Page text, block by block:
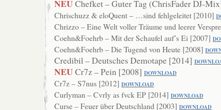
NEUChefket – Guter Tag (ChrisFader DJ-
Chrischuzz & eloQuent – …sind fehlgeleitet [2010]
Chrizzo – Eine Welt voller Träume und leerer
Coehn&Foehrb – Mit der Schaufel auf’s Ei [2007]
Coehn&Foehrb – Die Tugend von Heute [2008]
Credibil – Deutsches Demotape [2014]
NEUCr7z – Pein [2008] DOWNLOAD
Cr7z – S7nus [2012] DOWNLOAD
Curlyman – Cvrly as fvck EP [2014] DOWNLOAD
Curse – Feuer über Deutschland [2003] DOWNLOAD